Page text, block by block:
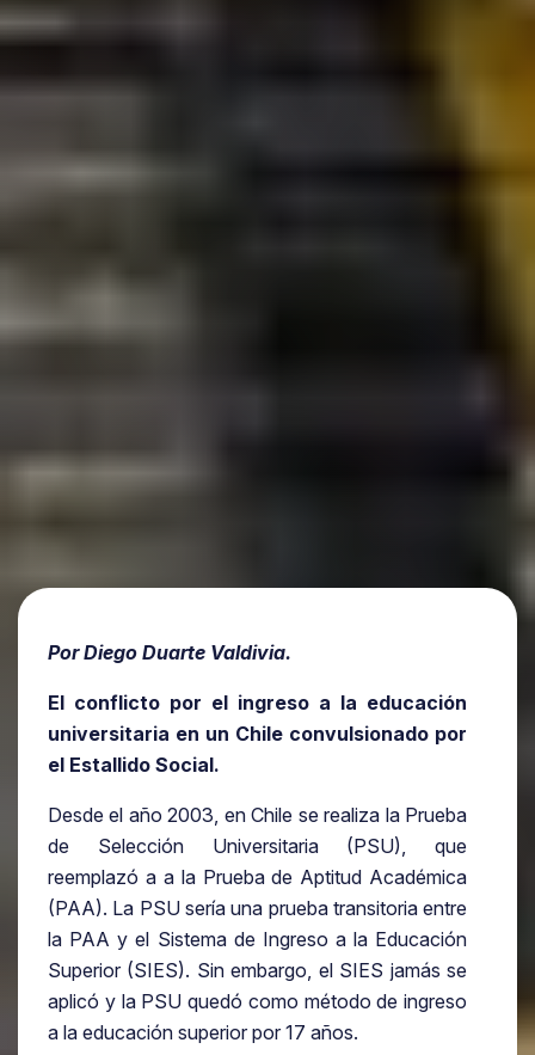
Por Diego Duarte Valdivia.
El conflicto por el ingreso a la educación
universitaria en un Chile convulsionado por
el Estallido Social.
Desde el año 2003, en Chile se realiza la Prueba
de Selección Universitaria (PSU), que
reemplazó a a la Prueba de Aptitud Académica
(PAA). La PSU sería una prueba transitoria entre
la PAA y el Sistema de Ingreso a la Educación
Superior (SIES). Sin embargo, el SIES jamás se
aplicó y la PSU quedó como método de ingreso
a la educación superior por 17 años.